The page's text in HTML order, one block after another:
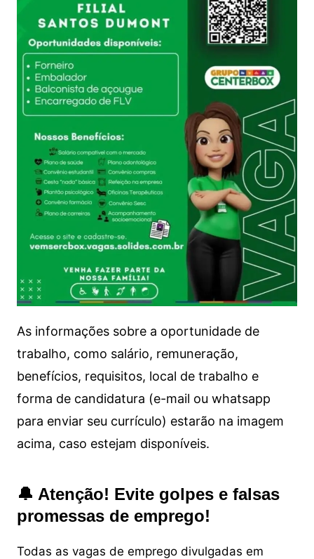
As informações sobre a oportunidade de
trabalho, como salário, remuneração,
benefícios, requisitos, local de trabalho e
forma de candidatura (e-mail ou whatsapp
para enviar seu currículo) estarão na imagem
acima, caso estejam disponíveis.
🔔 Atenção! Evite golpes e falsas
promessas de emprego!
Todas as vagas de emprego divulgadas em